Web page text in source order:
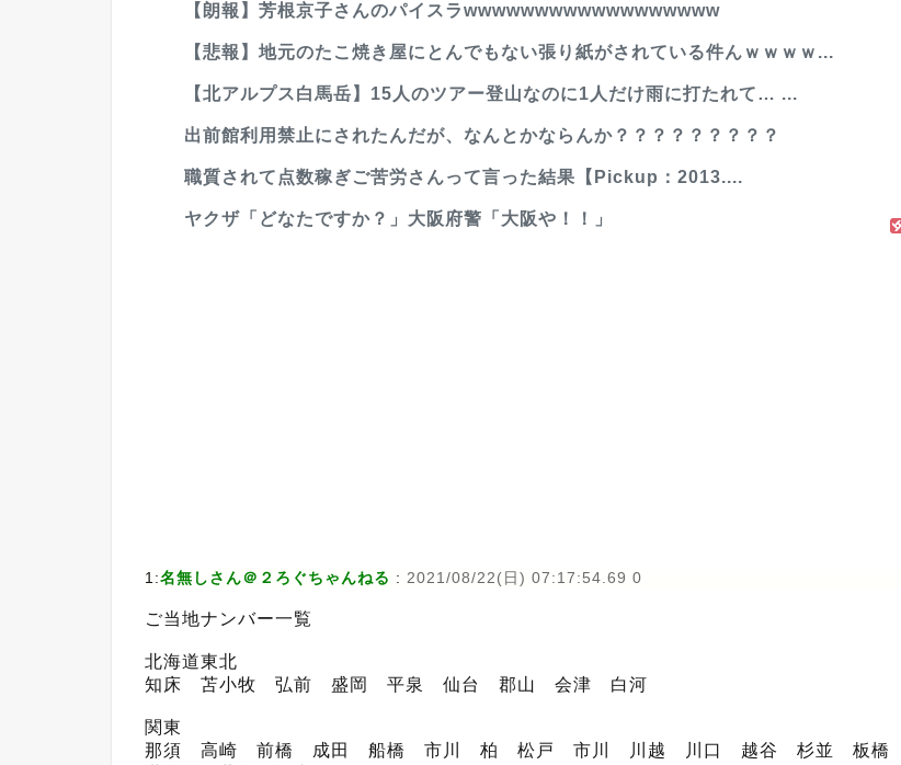
【朗報】芳根京子さんのパイスラwwwwwwwwwwwwwwwwww
【悲報】地元のたこ焼き屋にとんでもない張り紙がされている件んｗｗｗｗ...
【北アルプス白馬岳】15人のツアー登山なのに1人だけ雨に打たれて… ...
出前館利用禁止にされたんだが、なんとかならんか？？？？？？？？？
職質されて点数稼ぎご苦労さんって言った結果【Pickup：2013....
ヤクザ「どなたですか？」大阪府警「大阪や！！」
1:名無しさん＠２ろぐちゃんねる : 2021/08/22(日) 07:17:54.69 0
ご当地ナンバー一覧
北海道東北
知床 苫小牧 弘前 盛岡 平泉 仙台 郡山 会津 白河
関東
那須 高崎 前橋 成田 船橋 市川 柏 松戸 市川 川越 川口 越谷 杉並 板橋